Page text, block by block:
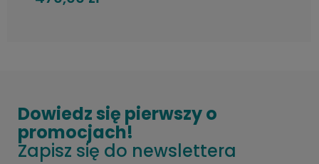
Dowiedz się pierwszy o
promocjach!
Zapisz się do newslettera